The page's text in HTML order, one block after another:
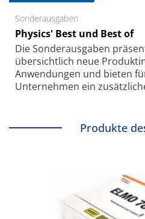
Sonderausgaben
Physics' Best und Best of
Die Sonder­ausgaben
übersichtlich neue
Anwendungen und bieten
Unternehmen ein
Produkte